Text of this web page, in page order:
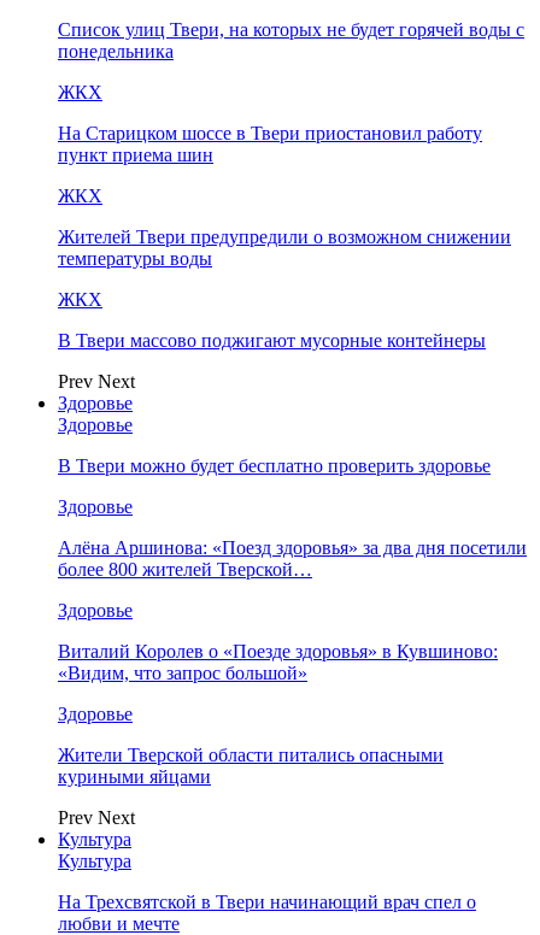
Список улиц Твери, на которых не будет горячей воды с
понедельника
ЖКХ
На Старицком шоссе в Твери приостановил работу
пункт приема шин
ЖКХ
Жителей Твери предупредили о возможном снижении
температуры воды
ЖКХ
В Твери массово поджигают мусорные контейнеры
Prev Next
Здоровье
Здоровье
В Твери можно будет бесплатно проверить здоровье
Здоровье
Алёна Аршинова: «Поезд здоровья» за два дня посетили
более 800 жителей Тверской…
Здоровье
Виталий Королев о «Поезде здоровья» в Кувшиново:
«Видим, что запрос большой»
Здоровье
Жители Тверской области питались опасными
куриными яйцами
Prev Next
Культура
Культура
На Трехсвятской в Твери начинающий врач спел о
любви и мечте